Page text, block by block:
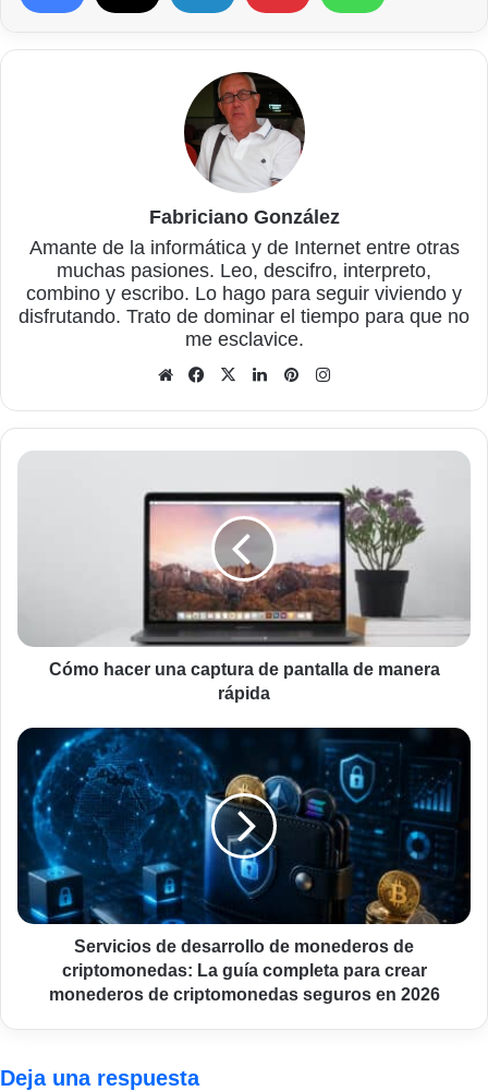
Fabriciano González
Amante de la informática y de Internet entre otras
muchas pasiones. Leo, descifro, interpreto,
combino y escribo. Lo hago para seguir viviendo y
disfrutando. Trato de dominar el tiempo para que no
me esclavice.
Sitio
Facebook
X LinkedInPinterest
Cómo
rápida
Cómo hacer una captura de pantalla de manera
rápida
Servicios
de
desarrollo
de
monederos
de
criptomonedas:
guía
completa
crear
de
seguros
Servicios de desarrollo de monederos de
criptomonedas: La guía completa para crear
monederos de criptomonedas seguros en 2026
Deja una respuesta